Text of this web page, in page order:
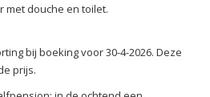
met douche en toilet.
bij boeking voor 30-4-2026. Deze
prijs.